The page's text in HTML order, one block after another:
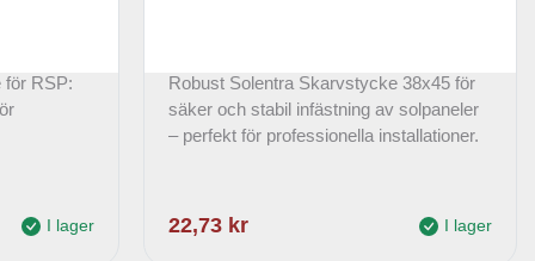
för RSP:
I lager
Robust Solentra Skarvstycke 38x45 för
säker och stabil infästning av solpaneler
– perfekt för professionella installationer.
22,73 kr I lager